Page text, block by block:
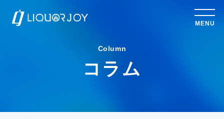
MENU
Column
コラム